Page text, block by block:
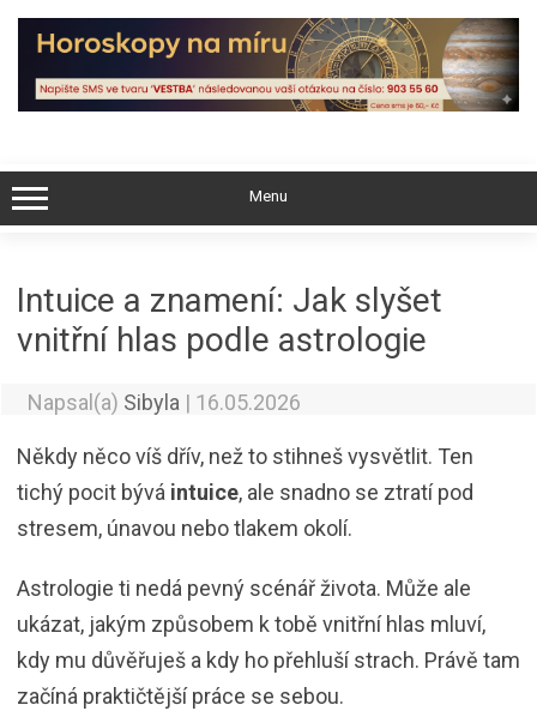
Skip
content
Menu
Intuice a znamení: Jak slyšet
vnitřní hlas podle astrologie
Napsal(a) Sibyla | 16.05.2026
Někdy něco víš dřív, než to stihneš vysvětlit. Ten
tichý pocit bývá intuice, ale snadno se ztratí pod
stresem, únavou nebo tlakem okolí.
Astrologie ti nedá pevný scénář života. Může ale
ukázat, jakým způsobem k tobě vnitřní hlas mluví,
kdy mu důvěřuješ a kdy ho přehluší strach. Právě tam
začíná praktičtější práce se sebou.